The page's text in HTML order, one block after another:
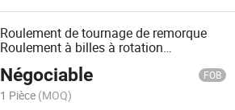
Roulement de tournage de remorque
Roulement à billes à rotation
Négociable FOB
1 Pièce (MOQ)